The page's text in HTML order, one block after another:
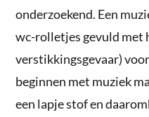
onderzoekend. Een
wc-rolletjes gevuld met
verstikkingsgevaar)
beginnen met muziek
een lapje stof en